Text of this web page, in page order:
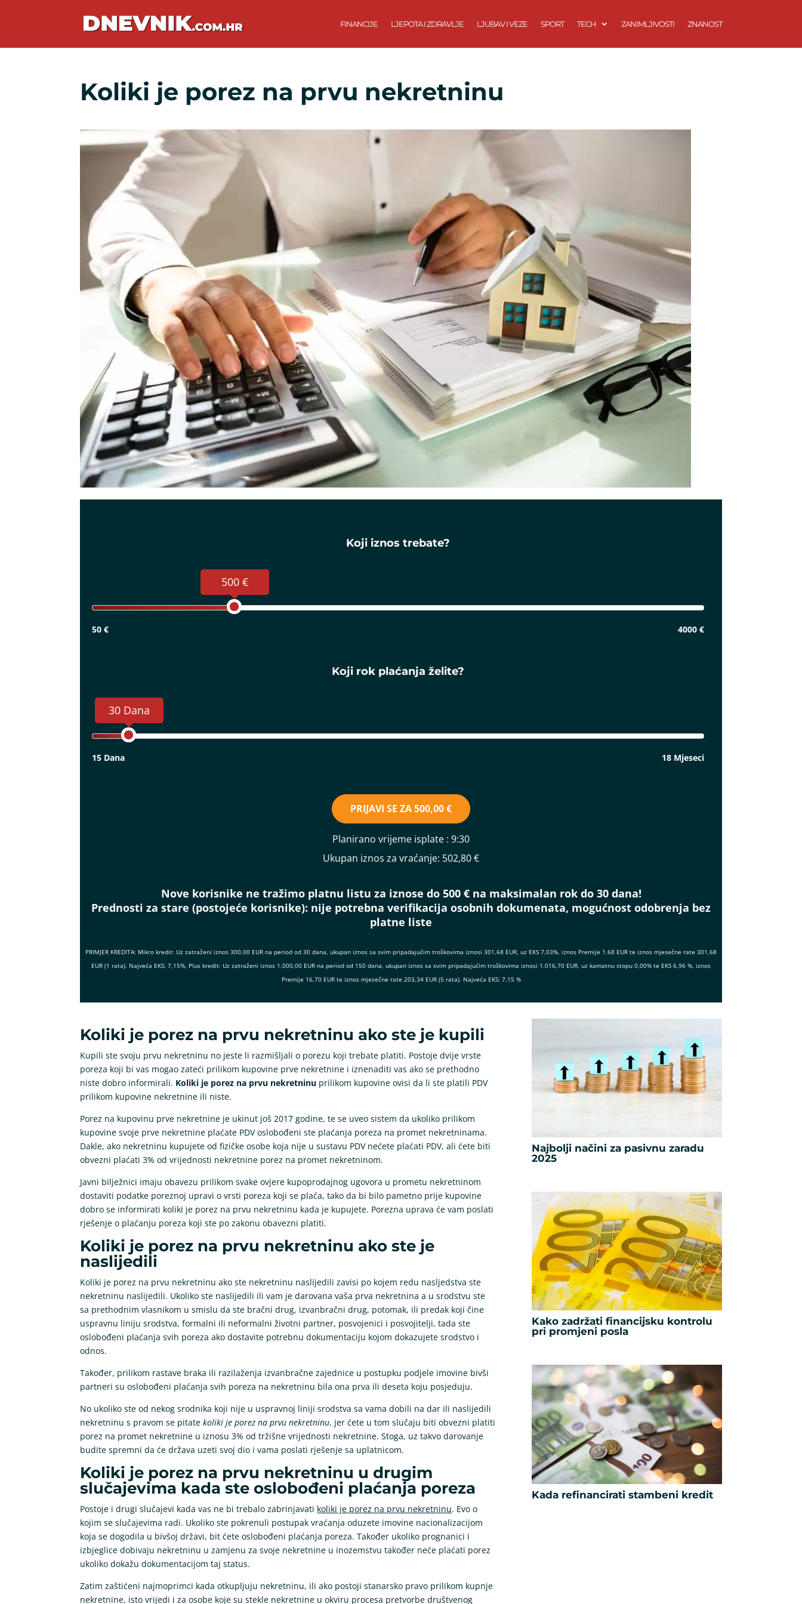
FINANCIJE LJEPOTA I ZDRAVLJE LJUBAV I VEZE SPORT TECH ZANIMLJIVOSTI ZNANOST
Koliki je porez na prvu nekretninu
Koji iznos trebate?
500 €
50 € 4000 €
Koji rok plaćanja želite?
30 Dana
15 Dana 18 Mjeseci
PRIJAVI SE ZA500,00 €
Planirano vrijeme isplate : 9:30
Ukupan iznos za vraćanje: 502,80 €
Nove korisnike ne tražimo platnu listu za iznose do 500 € na maksimalan rok do 30 dana!
Prednosti za stare (postojeće korisnike): nije potrebna verifikacija osobnih dokumenata, mogućnost odobrenja bez
platne liste
PRIMJER KREDITA: Mikro kredit: Uz zatraženi iznos 300,00 EUR na period od 30 dana, ukupan iznos sa svim pripadajućim troškovima iznosi 301,68 EUR, uz EKS 7,03%, iznos Premije 1,68 EUR te iznos mjesečne rate 301,68
EUR (1 rata). Najveća EKS: 7,15%, Plus kredit: Uz zatraženi iznos 1.000,00 EUR na period od 150 dana, ukupan iznos sa svim pripadajućim troškovima iznosi 1.016,70 EUR, uz kamatnu stopu 0,00% te EKS 6,96 %, iznos
Premije 16,70 EUR te iznos mjesečne rate 203,34 EUR (5 rata). Najveća EKS: 7,15 %
Koliki je porez na prvu nekretninu ako ste je kupili
Kupili ste svoju prvu nekretninu no jeste li razmišljali o porezu koji trebate platiti. Postoje dvije vrste
poreza koji bi vas mogao zateći prilikom kupovine prve nekretnine i iznenaditi vas ako se prethodno
niste dobro informirali. Koliki je porez na prvu nekretninu prilikom kupovine ovisi da li ste platili PDV
prilikom kupovine nekretnine ili niste.
Porez na kupovinu prve nekretnine je ukinut još 2017 godine, te se uveo sistem da ukoliko prilikom
kupovine svoje prve nekretnine plaćate PDV oslobođeni ste plaćanja poreza na promet nekretninama.
Dakle, ako nekretninu kupujete od fizičke osobe koja nije u sustavu PDV nećete plaćati PDV, ali ćete biti
obvezni plaćati 3% od vrijednosti nekretnine porez na promet nekretninom.
Javni bilježnici imaju obavezu prilikom svake ovjere kupoprodajnog ugovora u prometu nekretninom
dostaviti podatke poreznoj upravi o vrsti poreza koji se plaća, tako da bi bilo pametno prije kupovine
dobro se informirati koliki je porez na prvu nekretninu kada je kupujete. Porezna uprava će vam poslati
rješenje o plaćanju poreza koji ste po zakonu obavezni platiti.
Koliki je porez na prvu nekretninu ako ste je
naslijedili
Koliki je porez na prvu nekretninu ako ste nekretninu naslijedili zavisi po kojem redu nasljedstva ste
nekretninu naslijedili. Ukoliko ste naslijedili ili vam je darovana vaša prva nekretnina a u srodstvu ste
sa prethodnim vlasnikom u smislu da ste bračni drug, izvanbračni drug, potomak, ili predak koji čine
uspravnu liniju srodstva, formalni ili neformalni životni partner, posvojenici i posvojitelji, tada ste
oslobođeni plaćanja svih poreza ako dostavite potrebnu dokumentaciju kojom dokazujete srodstvo i
odnos.
Također, prilikom rastave braka ili razilaženja izvanbračne zajednice u postupku podjele imovine bivši
partneri su oslobođeni plaćanja svih poreza na nekretninu bila ona prva ili deseta koju posjeduju.
No ukoliko ste od nekog srodnika koji nije u uspravnoj liniji srodstva sa vama dobili na dar ili naslijedili
nekretninu s pravom se pitatekoliki je porez na prvu nekretninu, jer ćete u tom slučaju biti obvezni platiti
porez na promet nekretnine u iznosu 3% od tržišne vrijednosti nekretnine. Stoga, uz takvo darovanje
budite spremni da će država uzeti svoj dio i vama poslati rješenje sa uplatnicom.
Koliki je porez na prvu nekretninu u drugim
slučajevima kada ste oslobođeni plaćanja poreza
Postoje i drugi slučajevi kada vas ne bi trebalo zabrinjavati koliki je porez na prvu nekretninu. Evo o
kojim se slučajevima radi. Ukoliko ste pokrenuli postupak vraćanja oduzete imovine nacionalizacijom
koja se dogodila u bivšoj državi, bit ćete oslobođeni plaćanja poreza. Također ukoliko prognanici i
izbjeglice dobivaju nekretninu u zamjenu za svoje nekretnine u inozemstvu također neće plaćati porez
ukoliko dokažu dokumentacijom taj status.
Zatim zaštićeni najmoprimci kada otkupljuju nekretninu, ili ako postoji stanarsko pravo prilikom kupnje
nekretnine, isto vrijedi i za osobe koje su stekle nekretnine u okviru procesa pretvorbe društvenog
Najbolji načini za pasivnu zaradu
2025
Kako zadržati financijsku kontrolu
pri promjeni posla
Kada refinancirati stambeni kredit